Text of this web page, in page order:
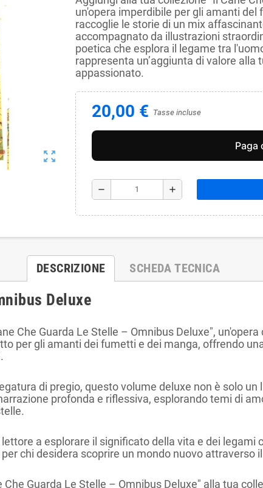
zoom_out_map
un'opera imperdibile per gli amanti
raccoglie le storie di un mix
accompagnato da illustrazioni
poetica che esplora il legame tra
rappresenta un’aggiunta di valore alla
appassionato.
20,00 € Tasse incluse
remove add
DESCRIZIONE SCHEDA TECNICA
Deluxe
Che Guarda Le Stelle – Omnibus Deluxe",
per gli amanti dei fumetti e dei manga, offrendo
di pregio, questo volume deluxe non è solo
profonda e riflessiva, esplorando temi di
a esplorare il significato della vita e dei
chi desidera scoprire un mondo nuovo attraverso
Guarda Le Stelle – Omnibus Deluxe" alla tua